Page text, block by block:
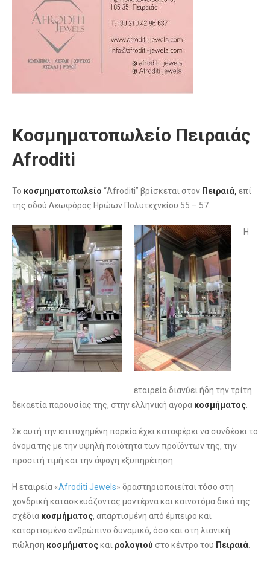
Κοσμηματοπωλείο Πειραιάς
Afroditi
Το κοσμηματοπωλείο “Afroditi” βρίσκεται στον Πειραιά, επί
της οδού Λεωφόρος Ηρώων Πολυτεχνείου 55 – 57.
Η
εταιρεία διανύει ήδη την τρίτη
δεκαετία παρουσίας της, στην ελληνική αγορά κοσμήματος
Σε αυτή την επιτυχημένη πορεία έχει καταφέρει να συνδέσει το
όνομα της µε την υψηλή ποιότητα των προϊόντων της, την
προσιτή τιμή και την άψογη εξυπηρέτηση.
Η εταιρεία «Afroditi Jewels» δραστηριοποιείται τόσο στη
χονδρική κατασκευάζοντας μοντέρνα και καινοτόμα δικά της
σχέδια κοσμήματος, απαρτισμένη από έμπειρο και
καταρτισμένο ανθρώπινο δυναμικό, όσο και στη λιανική
πώληση κοσμήματοςκαι ρολογιού στο κέντρο του Πειραιά